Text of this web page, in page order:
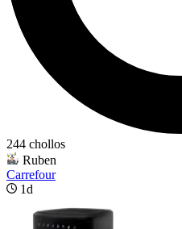
244 chollos
Ruben
Carrefour
1d